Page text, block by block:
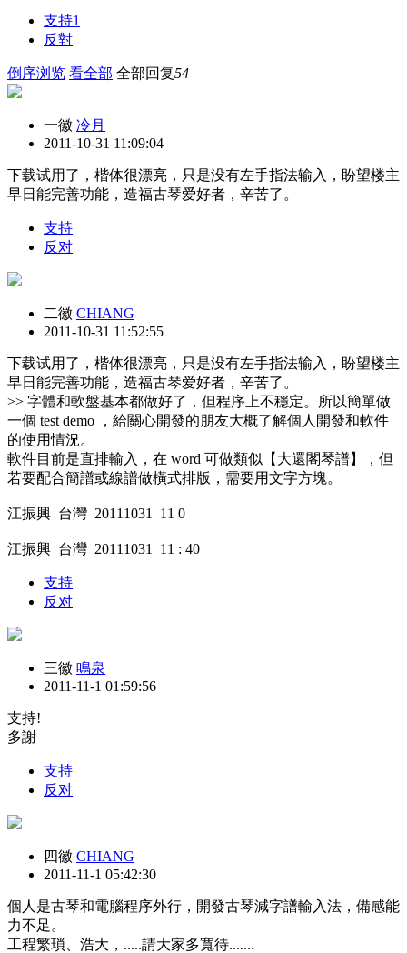
支持1
反對
倒序浏览 看全部 全部回复54
一徽 冷月
2011-10-31 11:09:04
下载试用了，楷体很漂亮，只是没有左手指法输入，盼望楼主
早日能完善功能，造福古琴爱好者，辛苦了。
支持
反对
二徽 CHIANG
2011-10-31 11:52:55
下载试用了，楷体很漂亮，只是没有左手指法输入，盼望楼主
早日能完善功能，造福古琴爱好者，辛苦了。
>> 字體和軟盤基本都做好了，但程序上不穩定。所以簡單做
一個 test demo ，給關心開發的朋友大概了解個人開發和軟件
的使用情況。
軟件目前是直排輸入，在 word 可做類似【大還閣琴譜】，但
若要配合簡譜或線譜做橫式排版，需要用文字方塊。
江振興 台灣 20111031 11 0
江振興 台灣 20111031 11 : 40
支持
反对
三徽 鳴泉
2011-11-1 01:59:56
支持!
多謝
支持
反对
四徽 CHIANG
2011-11-1 05:42:30
個人是古琴和電腦程序外行，開發古琴減字譜輸入法，備感能
力不足。
工程繁瑣、浩大，.....請大家多寬待.......